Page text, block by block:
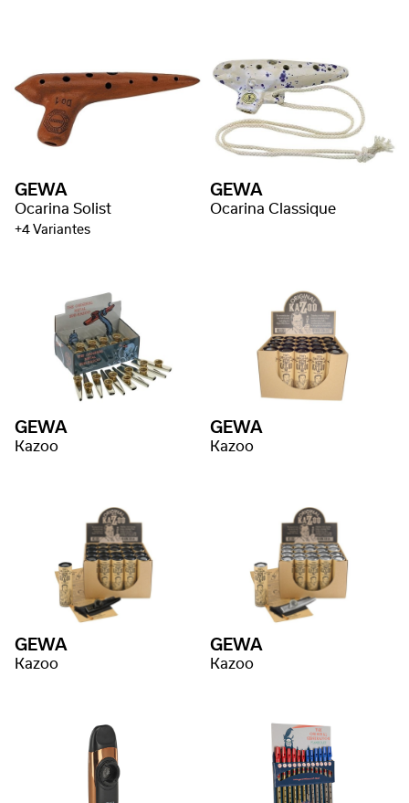
GEWA
Ocarina Solist
+4 Variantes
GEWA
Ocarina Classique
GEWA
Kazoo
GEWA
Kazoo
GEWA
Kazoo
GEWA
Kazoo